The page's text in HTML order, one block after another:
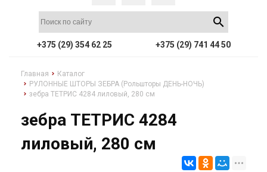
+375 (29) 354 62 25 +375 (29) 741 44 50
Главная
Каталог
РУЛОННЫЕ ШТОРЫ ЗЕБРА (Рольшторы ДЕНЬ-НОЧЬ)
зебра ТЕТРИС 4284 лиловый, 280 см
зебра ТЕТРИС 4284
лиловый, 280 см